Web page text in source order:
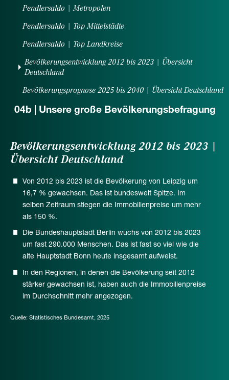
Pendlersaldo | Metropolen
Pendlersaldo | Top Mittelstädte
Pendlersaldo | Top Landkreise
Bevölkerungsentwicklung 2012 bis 2023 | Übersicht
Deutschland(current)
Bevölkerungsprognose 2025 bis 2040 | Übersicht Deutschland
04b | Unsere große Bevölkerungsbefragung
Bevölkerungsentwicklung 2012 bis 2023 |
Übersicht Deutschland
Von 2012 bis 2023 ist die Bevölkerung von Leipzig um
16,7 % gewachsen. Das ist bundesweit Spitze. Im
selben Zeitraum stiegen die Immobilienpreise um mehr
als 150 %.
Die Bundeshauptstadt Berlin wuchs von 2012 bis 2023
um fast 290.000 Menschen. Das ist fast so viel wie die
alte Hauptstadt Bonn heute insgesamt aufweist.
In den Regionen, in denen die Bevölkerung seit 2012
stärker gewachsen ist, haben auch die Immobilienpreise
im Durchschnitt mehr angezogen.
Quelle: Statistisches Bundesamt, 2025